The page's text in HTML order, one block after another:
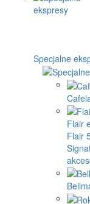
Specjalne
Flair
Flair